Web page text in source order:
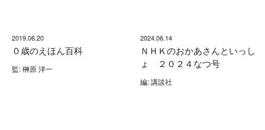
2019.06.20
０歳のえほん百科
監: 榊原 洋一
2024.06.14
ＮＨＫのおかあさんといっし
ょ ２０２４なつ号
編: 講談社